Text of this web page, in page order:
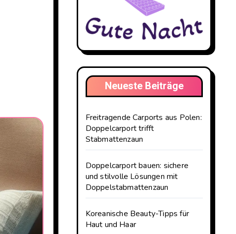
Neueste Beiträge
Freitragende Carports aus Polen:
Doppelcarport trifft
Stabmattenzaun
Doppelcarport bauen: sichere
und stilvolle Lösungen mit
Doppelstabmattenzaun
Koreanische Beauty-Tipps für
Haut und Haar